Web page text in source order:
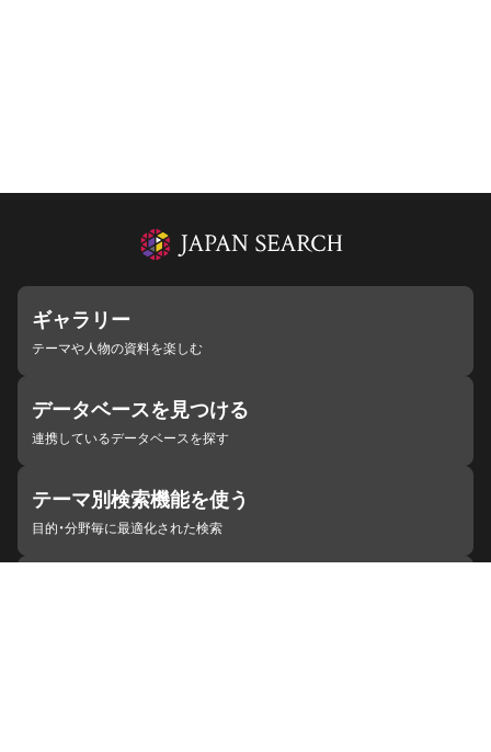
ギャラリー
テーマや人物の資料を楽しむ
データベースを見つける
連携しているデータベースを探す
テーマ別検索機能を使う
目的・分野毎に最適化された検索